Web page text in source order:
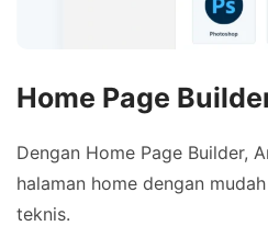
Home Page
Dengan Home Page Builder,
halaman home dengan
teknis.